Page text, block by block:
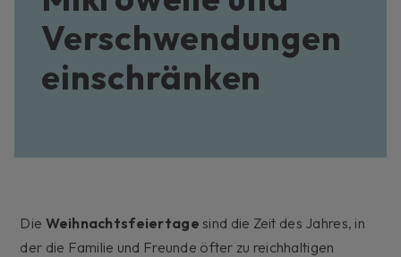
Verschwendungen
einschränken
Die Weihnachtsfeiertage sind die Zeit des Jahres, in
der die Familie und Freunde öfter zu reichhaltigen